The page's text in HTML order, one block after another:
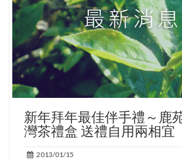
新年拜年最佳伴手禮～鹿
灣茶禮盒 送禮自用兩相宜
2013/01/15